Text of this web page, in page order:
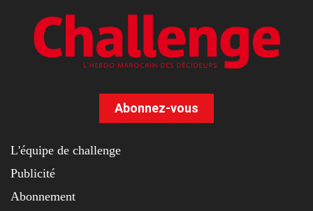
Abonnez-vous
L'équipe de challenge
Publicité
Abonnement